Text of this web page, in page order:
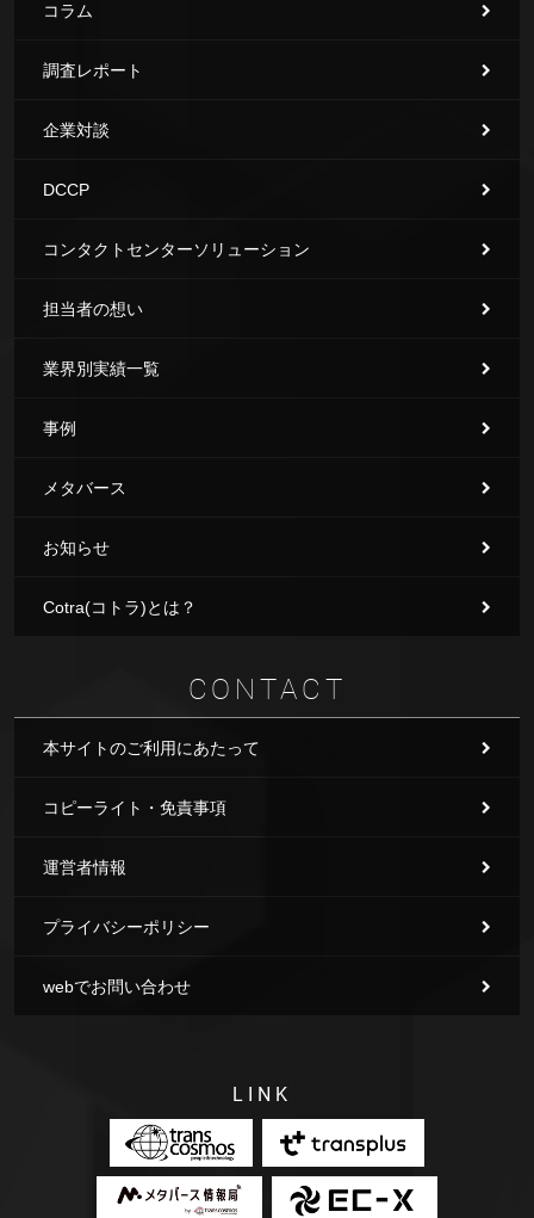
コラム
調査レポート
企業対談
DCCP
コンタクトセンターソリューション
担当者の想い
業界別実績一覧
事例
メタバース
お知らせ
Cotra(コトラ)とは？
CONTACT
本サイトのご利用にあたって
コピーライト・免責事項
運営者情報
プライバシーポリシー
webでお問い合わせ
LINK